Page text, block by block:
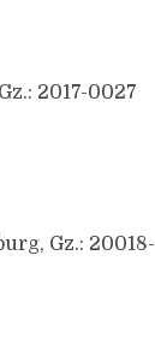
2017-0027
Gz.: 20018-